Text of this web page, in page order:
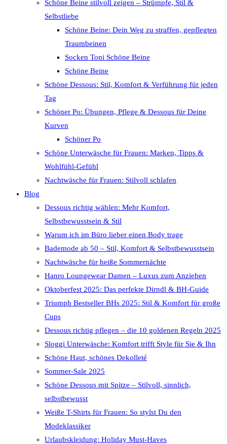
Schöne Beine stilvoll zeigen – Strümpfe, Stil &
Selbstliebe
Schöne Beine: Dein Weg zu straffen, gepflegten
Traumbeinen
Socken Toni Schöne Beine
Schöne Beine
Schöne Dessous: Stil, Komfort & Verführung für jeden
Tag
Schöner Po: Übungen, Pflege & Dessous für Deine
Kurven
Schöner Po
Schöne Unterwäsche für Frauen: Marken, Tipps &
Wohlfühl-Gefühl
Nachtwäsche für Frauen: Stilvoll schlafen
Blog
Dessous richtig wählen: Mehr Komfort,
Selbstbewusstsein & Stil
Warum ich im Büro lieber einen Body trage
Bademode ab 50 – Stil, Komfort & Selbstbewusstsein
Nachtwäsche für heiße Sommernächte
Hanro Loungewear Damen – Luxus zum Anziehen
Oktoberfest 2025: Das perfekte Dirndl & BH-Guide
Triumph Bestseller BHs 2025: Stil & Komfort für große
Cups
Dessous richtig pflegen – die 10 goldenen Regeln 2025
Sloggi Unterwäsche: Komfort trifft Style für Sie & Ihn
Schöne Haut, schönes Dekolleté
Sommer-Sale 2025
Schöne Dessous mit Spitze – Stilvoll, sinnlich,
selbstbewusst
Weiße T-Shirts für Frauen: So stylst Du den
Modeklassiker
Urlaubskleidung: Holiday Must-Haves